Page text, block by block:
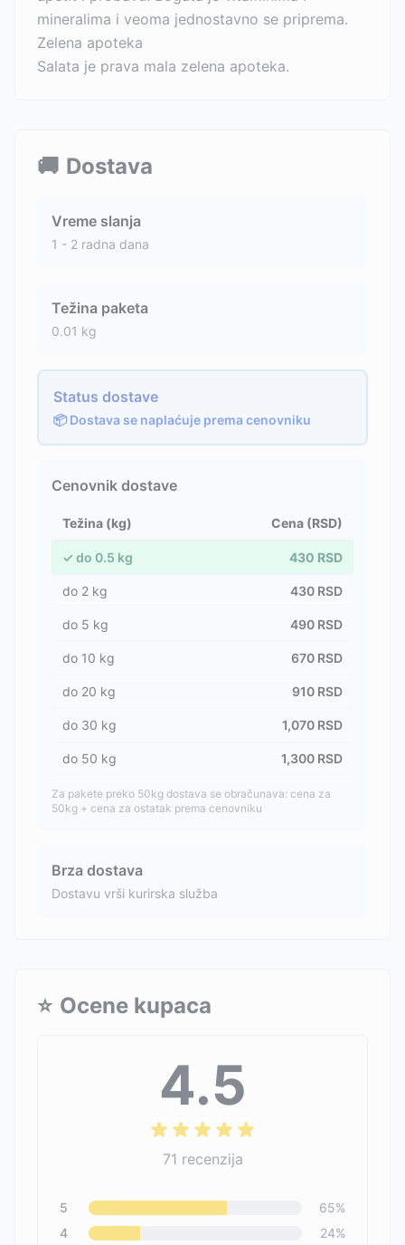
mineralima i veoma jednostavno se priprema.
Zelena apoteka
Salata je prava mala zelena apoteka.
🚚 Dostava
Vreme slanja
1 - 2 radna dana
Težina paketa
0.01 kg
Status dostave
📦 Dostava se naplaćuje prema cenovniku
Cenovnik dostave
Težina (kg) Cena (RSD)
✓ do 0.5 kg 430 RSD
do 2 kg 430 RSD
do 5 kg 490 RSD
do 10 kg 670 RSD
do 20 kg 910 RSD
do 30 kg 1,070 RSD
do 50 kg 1,300 RSD
Za pakete preko 50kg dostava se obračunava: cena za
50kg + cena za ostatak prema cenovniku
Brza dostava
Dostavu vrši kurirska služba
⭐ Ocene kupaca
4.5
71 recenzija
5 65%
4
24%